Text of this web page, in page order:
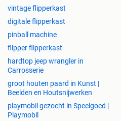
vintage flipperkast
digitale flipperkast
pinball machine
flipper flipperkast
hardtop jeep wrangler in
Carrosserie
groot houten paard in Kunst |
Beelden en Houtsnijwerken
playmobil gezocht in Speelgoed |
Playmobil